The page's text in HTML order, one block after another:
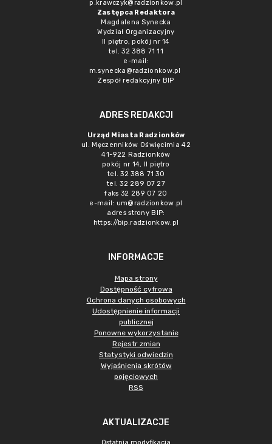
p.krawczyk@radzionkow.pl
Zastępca Redaktora
Magdalena Synecka
Wydział Organizacyjny
II piętro, pokój nr 14
tel. 32 388 71 11
e-mail:
m.synecka@radzionkow.pl
Zespół redakcyjny BIP
ADRES REDAKCJI
Urząd Miasta Radzionków
ul. Męczenników Oświęcimia 42
41-922 Radzionków
pokój nr 14, II piętro
tel. 32 388 71 30
tel. 32 289 07 27
faks 32 289 07 20
e-mail: um@radzionkow.pl
adres strony BIP:
https://bip.radzionkow.pl
INFORMACJE
Mapa strony
Dostępność cyfrowa
Ochrona danych osobowych
Udostępnienie informacji
publicznej
Ponowne wykorzystanie
Rejestr zmian
Statystyki odwiedzin
Wyjaśnienia skrótów
pojęciowych
RSS
AKTUALIZACJE